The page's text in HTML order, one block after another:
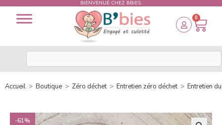
BIENVENUE CHEZ BBIES.
0
Accueil > Boutique > Zéro déchet > Entretien zéro déchet > Entretien
-61%